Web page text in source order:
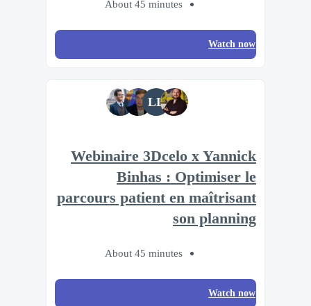
About 45 minutes
Watch now
LL
Webinaire 3Dcelo x Yannick
Binhas : Optimiser le
parcours patient en maîtrisant
son planning
About 45 minutes
Watch now